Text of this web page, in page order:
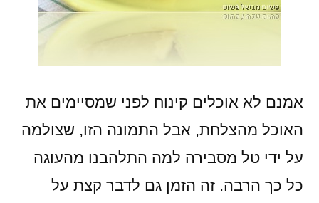
אמנם לא אוכלים קינוח לפני שמסיימים את
האוכל מהצלחת, אבל התמונה הזו, שצולמה
על ידי טל מסבירה למה התלהבנו מהעוגה
כל כך הרבה. זה הזמן גם לדבר קצת על